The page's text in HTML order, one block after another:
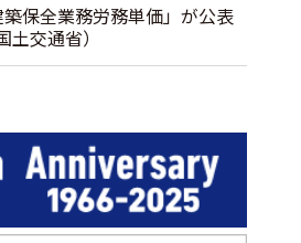
築保全業務労務単価」が公表
交通省）